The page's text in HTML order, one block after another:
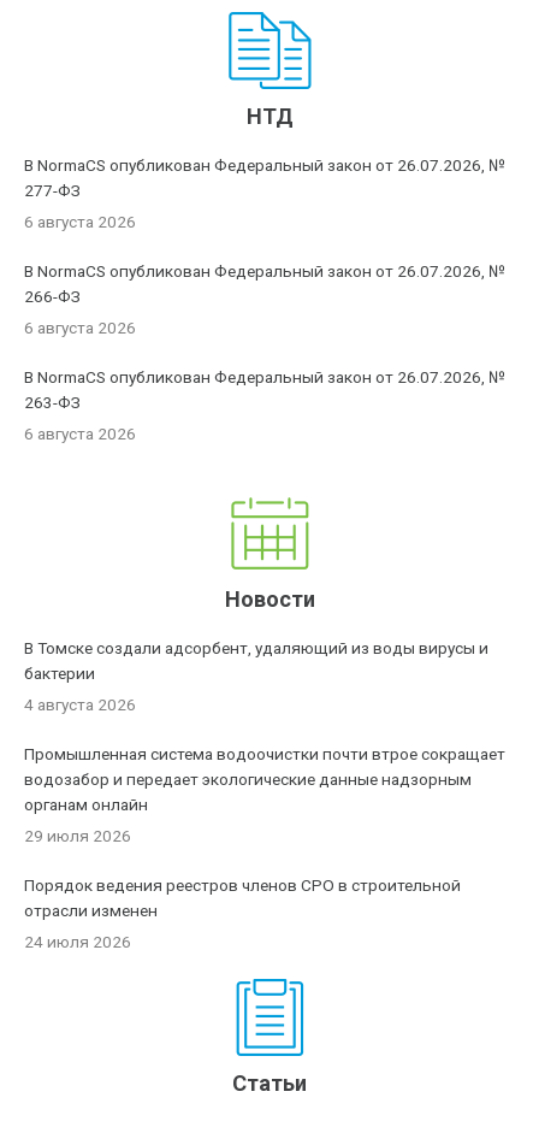
НТД
В NormaCS опубликован Федеральный закон от 26.07.2026, №
277-ФЗ
6 августа 2026
В NormaCS опубликован Федеральный закон от 26.07.2026, №
266-ФЗ
6 августа 2026
В NormaCS опубликован Федеральный закон от 26.07.2026, №
263-ФЗ
6 августа 2026
Новости
В Томске создали адсорбент, удаляющий из воды вирусы и
бактерии
4 августа 2026
Промышленная система водоочистки почти втрое сокращает
водозабор и передает экологические данные надзорным
органам онлайн
29 июля 2026
Порядок ведения реестров членов СРО в строительной
отрасли изменен
24 июля 2026
Статьи